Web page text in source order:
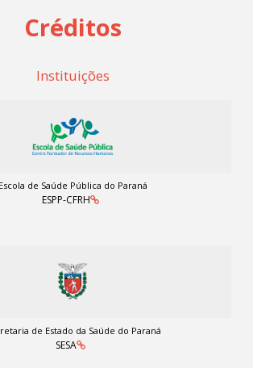
Créditos
Instituições
Escola de Saúde Pública do Paraná
ESPP-CFRH
de Estado da Saúde do Paraná
SESA